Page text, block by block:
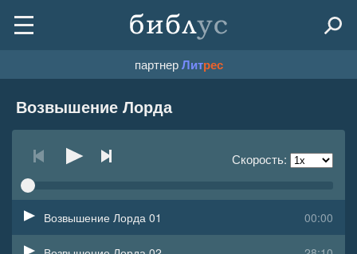
партнерЛитрес
Возвышение Лорда
Скорость:
00:00
Возвышение Лорда 01